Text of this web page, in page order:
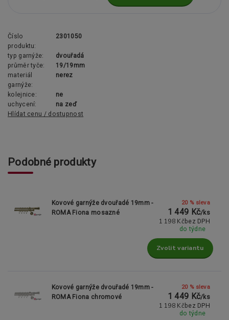
Číslo
produktu:
2301050
typ garnýže:
dvouřadá
průměr tyče:
19/19mm
materiál
garnýže:
nerez
kolejnice:
ne
uchycení:
na zeď
Hlídat cenu / dostupnost
Podobné produkty
Kovové garnýže dvouřadé 19mm -
ROMA Fiona mosazné
20 % sleva
1 449 Kč/ks
1 198 Kč bez DPH
do týdne
Zvolit variantu
Kovové garnýže dvouřadé 19mm -
ROMA Fiona chromové
20 % sleva
1 449 Kč/ks
1 198 Kč bez DPH
do týdne